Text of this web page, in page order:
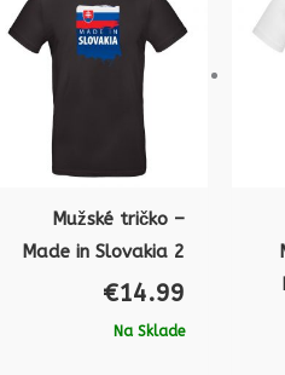
Mužské tričko –
Made in Slovakia 2
€14.99
Na Sklade